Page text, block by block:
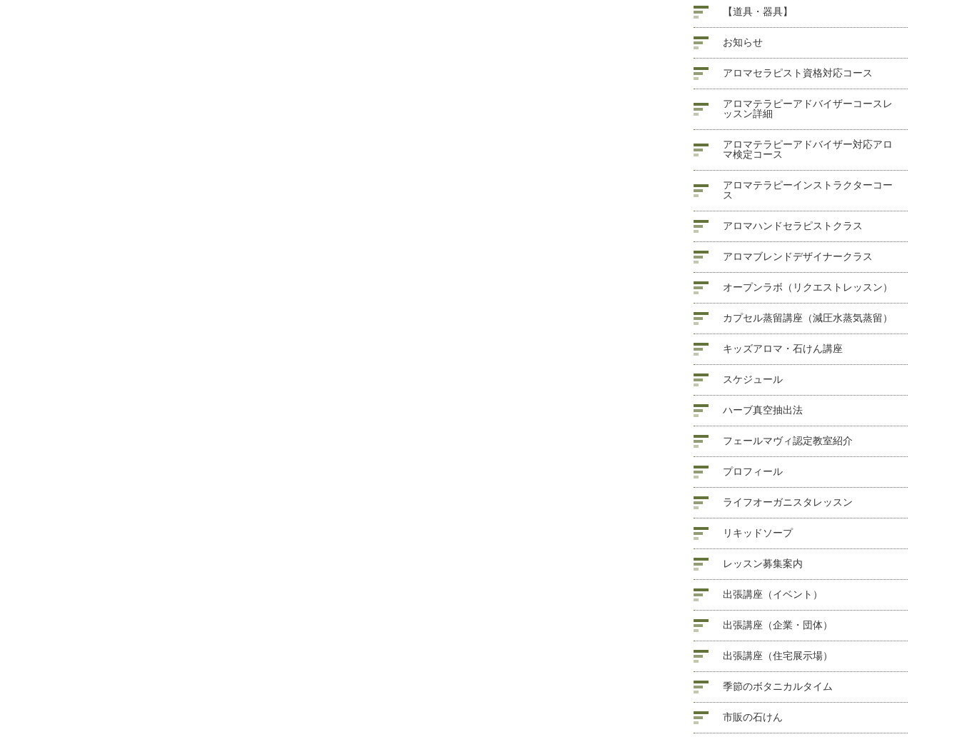
【道具・器具】
お知らせ
アロマセラピスト資格対応コース
アロマテラピーアドバイザーコースレ
ッスン詳細
アロマテラピーアドバイザー対応アロ
マ検定コース
アロマテラピーインストラクターコー
ス
アロマハンドセラピストクラス
アロマブレンドデザイナークラス
オープンラボ（リクエストレッスン）
カプセル蒸留講座（減圧水蒸気蒸留）
キッズアロマ・石けん講座
スケジュール
ハーブ真空抽出法
フェールマヴィ認定教室紹介
プロフィール
ライフオーガニスタレッスン
リキッドソープ
レッスン募集案内
出張講座（イベント）
出張講座（企業・団体）
出張講座（住宅展示場）
季節のボタニカルタイム
市販の石けん